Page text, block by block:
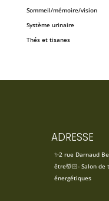
Sommeil/mémoire/vision
Système urinaire
Thés et tisanes
ADRESSE
✨2 rue Darnaud
être💆🏻- Salon de
énergétiques